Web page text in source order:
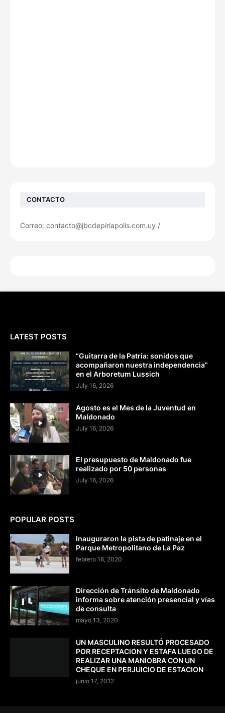
CONTACTO
Correo: contacto@jbcdepiriapolis.com.uy /
LATEST POSTS
“Guitarra de la Patria: sonidos que
acompañaron nuestra independencia”
en el Arboretum Lussich
July 16, 2026
Agosto es el Mes de la Juventud en
Maldonado
July 16, 2026
El presupuesto de Maldonado fue
realizado por 50 personas
July 16, 2026
POPULAR POSTS
Inauguraron la pista de patinaje en el
Parque Metropolitano de La Paz
febrero 16, 2020
Dirección de Tránsito de Maldonado
informa sobre atención presencial y vías
de consulta
mayo 13, 2020
UN MASCULINO RESULTÓ PROCESADO
POR RECEPTACION Y ESTAFA LUEGO DE
REALIZAR UNA MANIOBRA CON UN
CHEQUE EN PERJUICIO DE ESTACION
junio 17, 2012